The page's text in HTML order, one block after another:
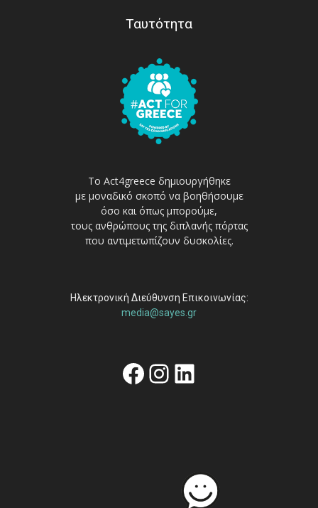
Ταυτότητα
Το Act4greece δημιουργήθηκε
με μοναδικό σκοπό να βοηθήσουμε
όσο και όπως μπορούμε,
τους ανθρώπους της διπλανής πόρτας
που αντιμετωπίζουν δυσκολίες.
Ηλεκτρονική Διεύθυνση Επικοινωνίας:
media@sayes.gr
Facebook
Instagram
Linkedin